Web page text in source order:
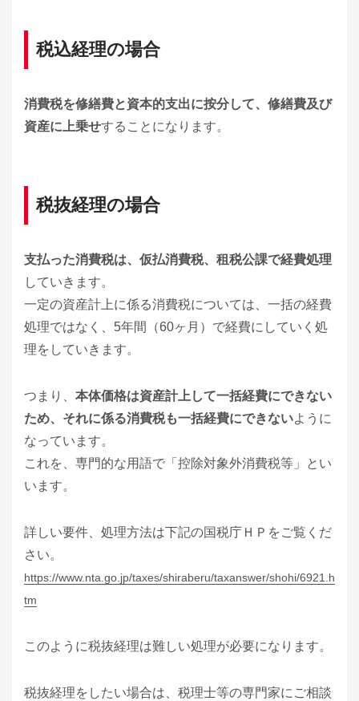
税込経理の場合
消費税を修繕費と資本的支出に按分して、修繕費及び
資産に上乗せすることになります。
税抜経理の場合
支払った消費税は、仮払消費税、租税公課で経費処理
していきます。
一定の資産計上に係る消費税については、一括の経費
処理ではなく、5年間（60ヶ月）で経費にしていく処
理をしていきます。
つまり、 本体価格は資産計上して一括経費にできない
ため、それに係る消費税も一括経費にできないように
なっています。
これを、専門的な用語で「控除対象外消費税等」とい
います。
詳しい要件、処理方法は下記の国税庁ＨＰをご覧くだ
さい。
https://www.nta.go.jp/taxes/shiraberu/taxanswer/shohi/6921.h
tm
このように税抜経理は難しい処理が必要になります。
税抜経理をしたい場合は、税理士等の専門家にご相談